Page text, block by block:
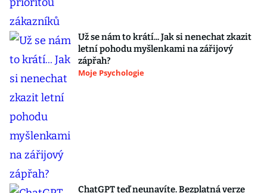
Už se nám to krátí... Jak si nenechat zkazit
letní pohodu myšlenkami na zářijový
zápřah?
Moje Psychologie
ChatGPT teď neunavíte. Bezplatná verze